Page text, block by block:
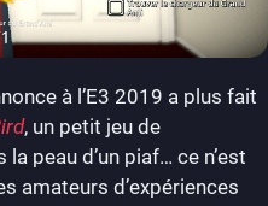
à l’E3 2019 a plus fait
, un petit jeu de
peau d’un piaf… ce n’est
amateurs d’expériences